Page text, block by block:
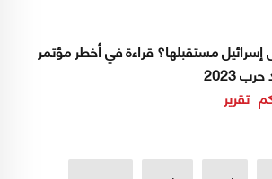
مستقبلها؟ قراءة في أخطر مؤتمر
2023
تقرير